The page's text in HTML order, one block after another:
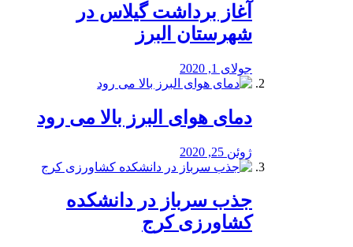
آغاز برداشت گیلاس در
شهرستان البرز
جولای 1, 2020
دمای هوای البرز بالا می رود
ژوئن 25, 2020
جذب سرباز در دانشکده
کشاورزی کرج